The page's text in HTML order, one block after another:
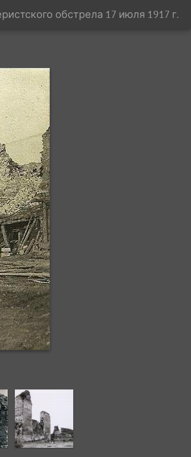
обстрела 17 июля 1917 г.